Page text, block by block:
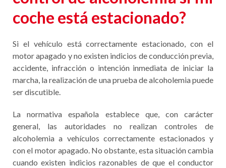
coche está estacionado?
Si el vehículo está correctamente estacionado, con el
motor apagado y no existen indicios de conducción previa,
accidente, infracción o intención inmediata de iniciar la
marcha, la realización de una prueba de alcoholemia puede
ser discutible.
La normativa española establece que, con carácter
general, las autoridades no realizan controles de
alcoholemia a vehículos correctamente estacionados y
con el motor apagado. No obstante, esta situación cambia
cuando existen indicios razonables de que el conductor